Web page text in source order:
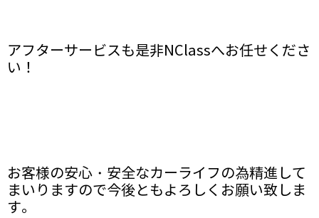
アフターサービスも是非NClassへお任せくださ
い！
お客様の安心・安全なカーライフの為精進して
まいりますので今後ともよろしくお願い致しま
す。